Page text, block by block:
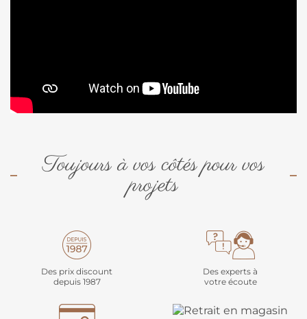
Toujours à vos côtés pour vos
projets
Des prix discount
depuis 1987
Des experts à
votre écoute